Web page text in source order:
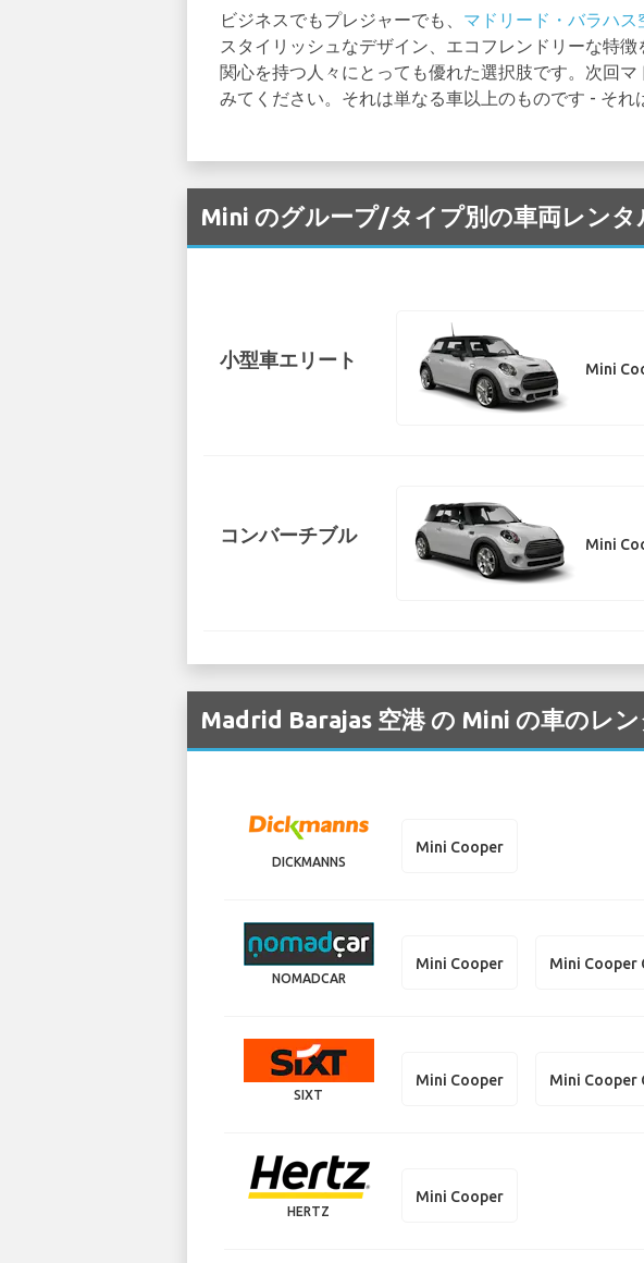
ビジネスでもプレジャーでも、 マドリード・バラハス
スタイリッシュなデザイン、エコフレンドリーな特
関心を持つ人々にとっても優れた選択肢です。次回
みてください。それは単なる車以上のものです - それ
Mini のグループ/タイプ別の車両レン
小型車エリート Mini
コンバーチブル Mini
Madrid Barajas 空港 の Mini の車のレ
DICKMANNS
Mini Cooper
NOMADCAR
Mini Cooper Mini Cooper
SIXT
Mini Cooper Mini Cooper
HERTZ
Mini Cooper